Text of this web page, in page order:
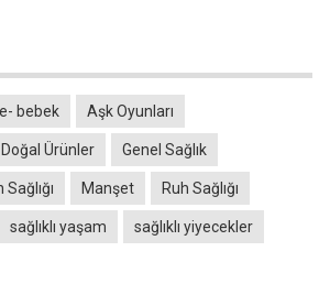
bebek Aşk Oyunları
Doğal Ürünler Genel Sağlık
Sağlığı Manşet Ruh Sağlığı
sağlıklı yaşam sağlıklı yiyecekler